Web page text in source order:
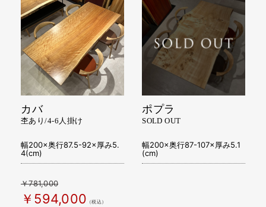
カバ
杢あり/4-6人掛け
幅200×奥行87.5-92×厚み5.
4(cm)
￥781,000
￥594,000 （税込）
ポプラ
SOLD OUT
幅200×奥行87-107×厚み5.1
(cm)